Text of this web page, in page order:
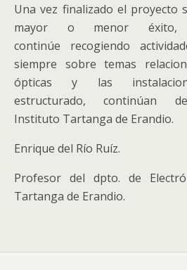
Una vez finalizado el proyecto
mayor o menor
continúe recogiendo
siempre sobre temas
ópticas y las
estructurado, continúan
Instituto Tartanga de Erandio.
Enrique del Río Ruíz.
Profesor del dpto. de
Tartanga de Erandio.